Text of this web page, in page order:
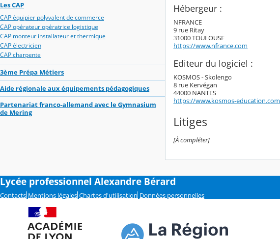
Les CAP
CAP équipier polyvalent de commerce
CAP opérateur opératrice logistique
CAP monteur installateur et thermique
CAP électricien
CAP charpente
3ème Prépa Métiers
Aide régionale aux équipements pédagogiques
Partenariat franco-allemand avec le Gymnasium
de Mering
Hébergeur :
NFRANCE
9 rue Ritay
31000 TOULOUSE
https://www.nfrance.com
Editeur du logiciel :
KOSMOS - Skolengo
8 rue Kervégan
44000 NANTES
https://www.kosmos-education.com
Litiges
[À compléter]
Lycée professionnel Alexandre Bérard
Contacts Mentions légales Chartes d'utilisation Données personnelles